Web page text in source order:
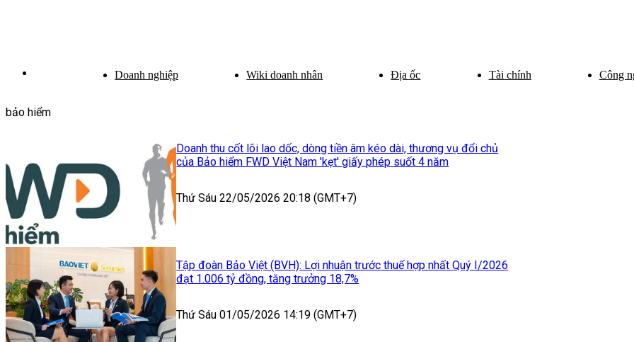
Doanh nghiệp Wiki doanh nhân Địa ốc Tài chính Công
bảo hiểm
Doanh thu cốt lõi lao dốc, dòng tiền âm kéo dài, thương vụ đổi chủ
của Bảo hiểm FWD Việt Nam 'kẹt' giấy phép suốt 4 năm
Thứ Sáu 22/05/2026 20:18 (GMT+7)
Tập đoàn Bảo Việt (BVH): Lợi nhuận trước thuế hợp nhất Quý I/2026
đạt 1.006 tỷ đồng, tăng trưởng 18,7%
Thứ Sáu 01/05/2026 14:19 (GMT+7)